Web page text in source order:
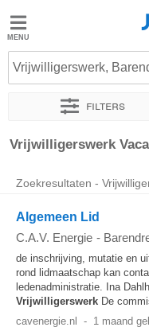
Jobted
Vacatures
Salarissen
Vrijwilligerswerk,
Filters
Sorteer op Exacte
Vrijwilligerswerk
Zoekresultaten -
Algemeen Lid
C.A.V. Energie -
de inschrijving, mutatie en
rond lidmaatschap kan
ledenadministratie. Ina
Vrijwilligerswerk De
cavenergie.nl
- 1 maand